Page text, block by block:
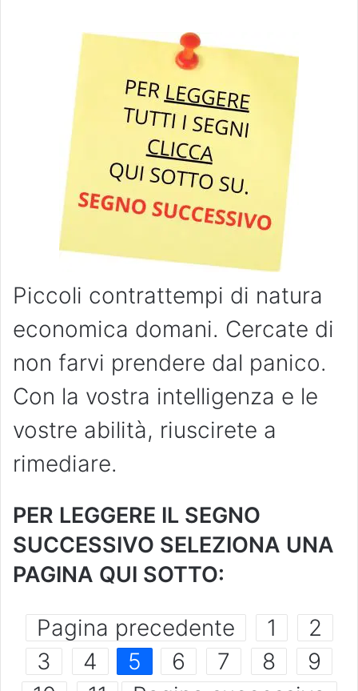
Piccoli contrattempi di natura
economica domani. Cercate di
non farvi prendere dal panico.
Con la vostra intelligenza e le
vostre abilità, riuscirete a
rimediare.
PER LEGGERE IL SEGNO
SUCCESSIVO SELEZIONA UNA
PAGINA QUI SOTTO:
Pagina precedente 1
2
3
4 5 6 7 8
9